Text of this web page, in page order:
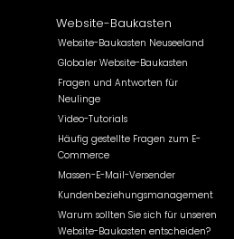
Website-Baukasten
Website-Baukasten Neuseeland
Globaler Website-Baukasten
Fragen und Antworten für
Neulinge
Video-Tutorials
Häufig gestellte Fragen zum E-
Commerce
Massen-E-Mail-Versender
Kundenbeziehungsmanagement
Warum sollten Sie sich für unseren
Website-Baukasten entscheiden?